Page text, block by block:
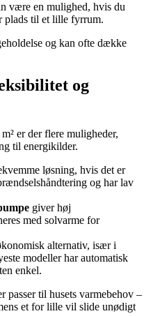
være en mulighed, hvis du
plads til et lille fyrrum.
og kan ofte dække
og
er der flere muligheder,
til energikilder.
løsning, hvis det er
og har lav
giver høj
med solvarme for
alternativ, især i
modeller har automatisk
enkel.
til husets varmebehov –
et for lille vil slide unødigt